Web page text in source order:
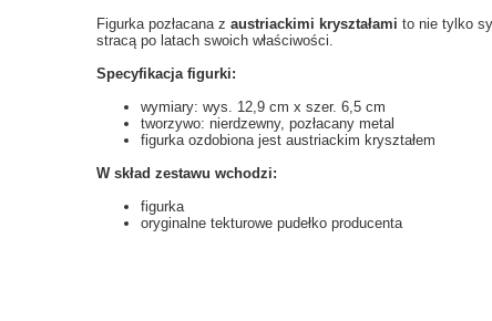
Figurka pozłacana z austriackimi kryształami to nie tylko
stracą po latach swoich właściwości.
Specyfikacja figurki:
wymiary: wys. 12,9 cm x szer. 6,5 cm
tworzywo: nierdzewny, pozłacany metal
figurka ozdobiona jest austriackim kryształem
W skład zestawu wchodzi:
figurka
oryginalne tekturowe pudełko producenta